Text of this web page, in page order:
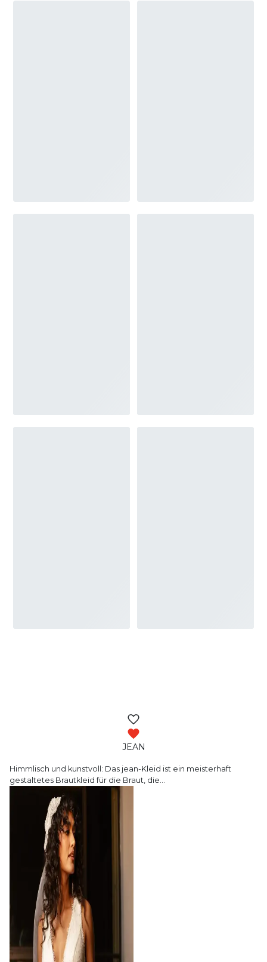
JEAN
Himmlisch und kunstvoll: Das jean-Kleid ist ein meisterhaft
gestaltetes Brautkleid für die Braut, die